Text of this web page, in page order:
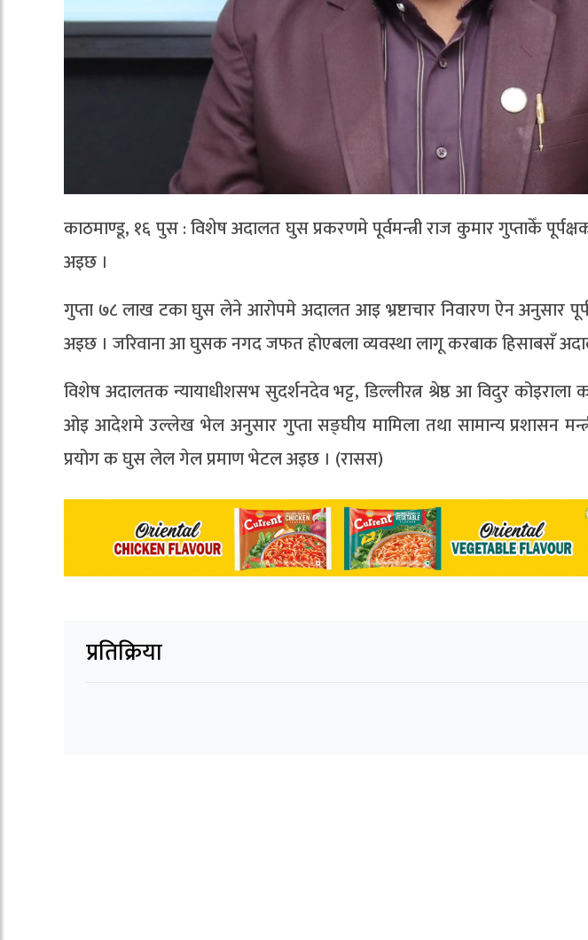
काठमाण्डू, १६ पुस : विशेष अदालत घुस प्रकरणमे पूर्वमन्त्री राज कुमार गुप्ताकेँ
अइछ ।
गुप्ता ७८ लाख टका घुस लेने आरोपमे अदालत आइ भ्रष्टाचार निवारण ऐन
अइछ । जरिवाना आ घुसक नगद जफत होएबला व्यवस्था लागू करबाक हिसाबसँ
विशेष अदालतक न्यायाधीशसभ सुदर्शनदेव भट्ट, डिल्लीरत्न श्रेष्ठ आ विदुर
ओइ आदेशमे उल्लेख भेल अनुसार गुप्ता सङ्घीय मामिला तथा सामान्य प्रशासन
प्रयोग क घुस लेल गेल प्रमाण भेटल अइछ । (रासस)
प्रतिक्रिया